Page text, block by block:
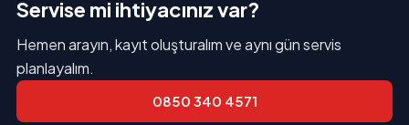
Servise mi ihtiyacınız var?
Hemen arayın, kayıt oluşturalım ve aynı gün servis
planlayalım.
0850 340 4571